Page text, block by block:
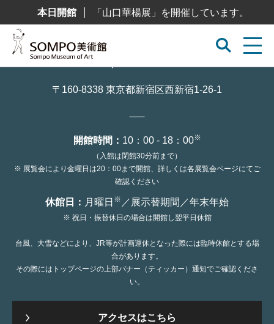
テ
本日開館 「山口華楊展」を開催しています。
〒160-8338 東京都新宿区西新宿1-26-1
開館時間： 10：00 - 18：00※
（入館は閉館30分前まで）
※ 展覧会により金曜日は20：00まで開館、詳しくは各展覧会ページにてご
確認ください
休館日： 月曜日 ※ ／展示替期間／年末年始
※ 祝日・振替休日の場合は開館し翌平日休館
台風、大雪などにより、JR等が計画運休となった際には臨時休館とする場
合があります。
その際にはトップページの上部バナー（ティッカー）通知でご確認くださ
い。
アクセスはこちら